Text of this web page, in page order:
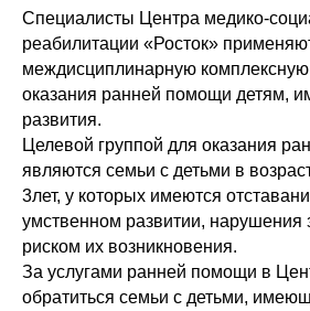
Специалисты Центра медико-
реабилитации «Росток»
междисциплинарную
оказания ранней помощи детям,
развития.
Целевой группой для оказания
являются семьи с детьми в
3лет, у которых имеются
умственном развитии, нарушения
риском их возникновения.
За услугами ранней помощи в
обратиться семьи с детьми,